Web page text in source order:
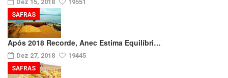
Dez 15, 2018 19551
Após 2018 Recorde, Anec Estima Equilíbri…
Dez 27, 2018 19445
SAFRAS
SAFRAS